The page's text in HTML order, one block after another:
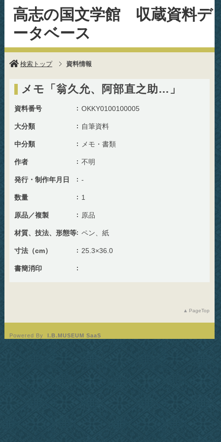
高志の国文学館 収蔵資料デ
ータベース
検索トップ 資料情報
メモ「翁久允、阿部直之助…」
資料番号 OKKY0100100005
大分類 自筆資料
中分類 メモ・書類
作者 不明
発行・制作年月日 -
数量 1
原品／複製 原品
材質、技法、形態等 ペン、紙
寸法（cm） 25.3×36.0
書簡消印
PageTop
Powered By I.B.MUSEUM SaaS